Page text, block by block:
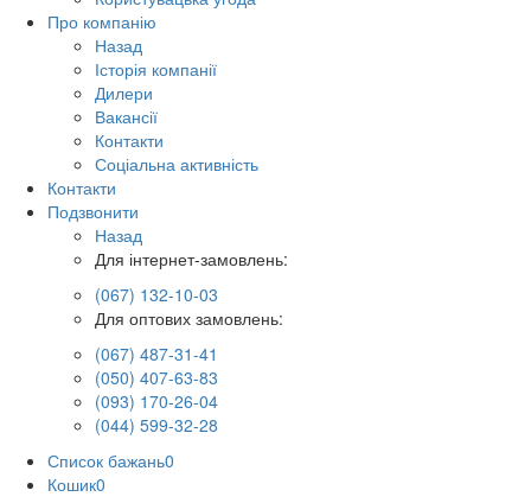
Про компанію
Назад
Історія компанії
Дилери
Вакансії
Контакти
Соціальна активність
Контакти
Подзвонити
Назад
Для інтернет-замовлень:
(067) 132-10-03
Для оптових замовлень:
(067) 487-31-41
(050) 407-63-83
(093) 170-26-04
(044) 599-32-28
Список бажань0
Кошик0